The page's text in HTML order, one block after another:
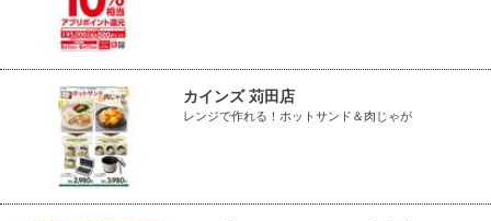
カインズ 苅田店
レンジで作れる！ホットサンド＆肉じゃが